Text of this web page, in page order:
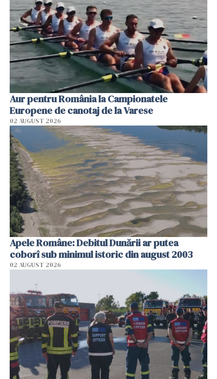
Aur pentru România la Campionatele
Europene de canotaj de la Varese
02 AUGUST 2026
Apele Române: Debitul Dunării ar putea
coborî sub minimul istoric din august 2003
02 AUGUST 2026